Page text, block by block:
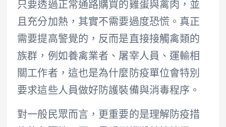
只要透過正常通路購買的雞蛋與禽肉，並
且充分加熱，其實不需要過度恐慌。真正
需要提高警覺的，反而是直接接觸禽類的
族群，例如養禽業者、屠宰人員、運輸相
關工作者，這也是為什麼防疫單位會特別
要求這些人員做好防護裝備與消毒程序。
對一般民眾而言，更重要的是理解防疫措